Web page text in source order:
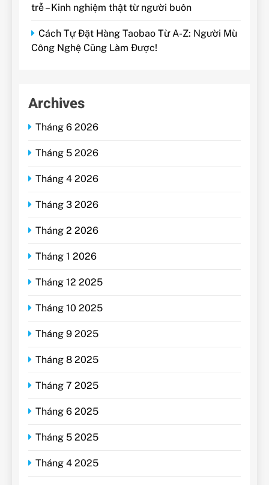
trễ – Kinh nghiệm thật từ người buôn
Cách Tự Đặt Hàng Taobao Từ A-Z: Người Mù
Công Nghệ Cũng Làm Được!
Archives
Tháng 6 2026
Tháng 5 2026
Tháng 4 2026
Tháng 3 2026
Tháng 2 2026
Tháng 1 2026
Tháng 12 2025
Tháng 10 2025
Tháng 9 2025
Tháng 8 2025
Tháng 7 2025
Tháng 6 2025
Tháng 5 2025
Tháng 4 2025